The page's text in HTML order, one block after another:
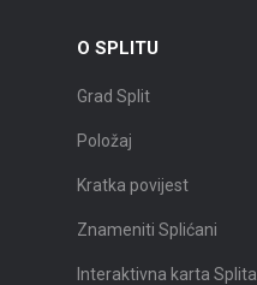
O SPLITU
Grad Split
Položaj
Kratka povijest
Znameniti Splićani
Interaktivna karta Splita